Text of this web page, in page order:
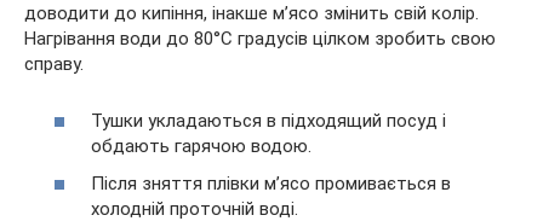
доводити до кипіння, інакше м’ясо змінить свій колір.
Нагрівання води до 80°C градусів цілком зробить свою
справу.
Тушки укладаються в підходящий посуд і
обдають гарячою водою.
Після зняття плівки м’ясо промивається в
холодній проточній воді.